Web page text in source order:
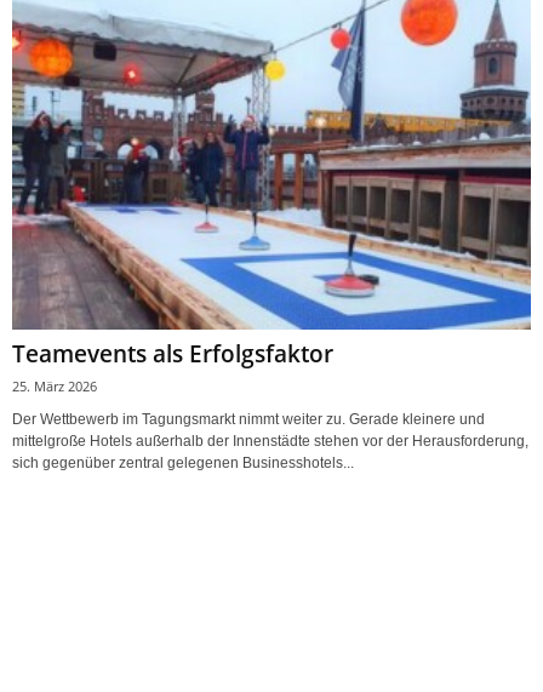
Teamevents als Erfolgsfaktor
25. März 2026
Der Wettbewerb im Tagungsmarkt nimmt weiter zu. Gerade kleinere und
mittelgroße Hotels außerhalb der Innenstädte stehen vor der Herausforderung,
sich gegenüber zentral gelegenen Businesshotels...